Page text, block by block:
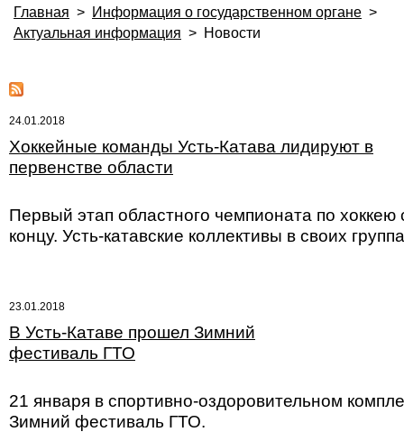
Главная > Информация о государственном органе >
Актуальная информация > Новости
24.01.2018
Хоккейные команды Усть-Катава лидируют в
первенстве области
Первый этап областного чемпионата по
концу. Усть-катавские коллективы в своих
23.01.2018
В Усть-Катаве прошел Зимний
фестиваль ГТО
21 января в спортивно-оздоровительном
Зимний фестиваль ГТО.